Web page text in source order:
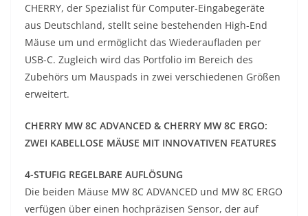
CHERRY, der Spezialist für Computer-Eingabegeräte
aus Deutschland, stellt seine bestehenden High-End
Mäuse um und ermöglicht das Wiederaufladen per
USB-C. Zugleich wird das Portfolio im Bereich des
Zubehörs um Mauspads in zwei verschiedenen Größen
erweitert.
CHERRY MW 8C ADVANCED & CHERRY MW 8C ERGO:
ZWEI KABELLOSE MÄUSE MIT INNOVATIVEN FEATURES
4-STUFIG REGELBARE AUFLÖSUNG
Die beiden Mäuse MW 8C ADVANCED und MW 8C ERGO
verfügen über einen hochpräzisen Sensor, der auf